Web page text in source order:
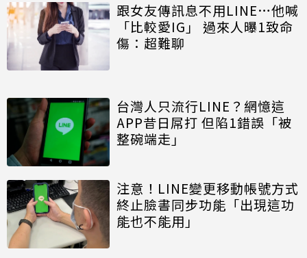
跟女友傳訊息不用LINE…他喊
「比較愛IG」 過來人曝1致命
傷：超難聊
台灣人只流行LINE？網憶這
APP昔日屌打 但陷1錯誤「被
整碗端走」
注意！LINE變更移動帳號方式
終止臉書同步功能「出現這功
能也不能用」